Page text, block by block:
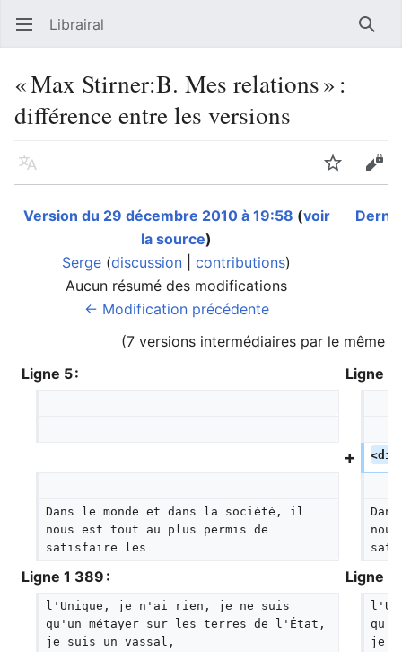
Ouvrir le menu principal Librairal
« Max Stirner:B. Mes relations » :
différence entre les versions
Langue Suivre
Version du 29 décembre 2010 à 19:58 (voir
la source)
Serge (discussion contributions)
Aucun résumé des modifications
← Modification précédente
(7 versions intermédiaires par le même
Ligne 5 :
Ligne 5 :
Dans le monde et dans la société, il
nous est tout au plus permis de
satisfaire les
Ligne 1 389 : Ligne 1
l'Unique, je n'ai rien, je ne suis
qu'un métayer sur les terres de l'État,
je suis un vassal,
je